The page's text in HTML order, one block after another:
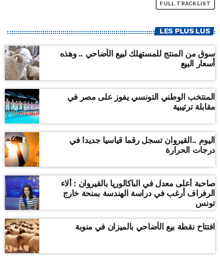
FULL TRACKLIST
LES PLUS LUS
سوق من المنتج للمستهلك لبيع الأضاحي .. وهذه
أسعار البيع
المنتخب الوطني التونسي يفوز على مصر في
مقابلة ترتيبية
اليوم ..القيروان تسجل رقما قياسيا جديدا في
درجات الحرارة
صاحبة أعلى معدل في الباكالوريا بالقيروان : ألاء
الرفراف أرغب في دراسة الهندسة بمنحة خارج
تونس
افتتاح نقطة بيع الأضاحي بالميزان في منوبة